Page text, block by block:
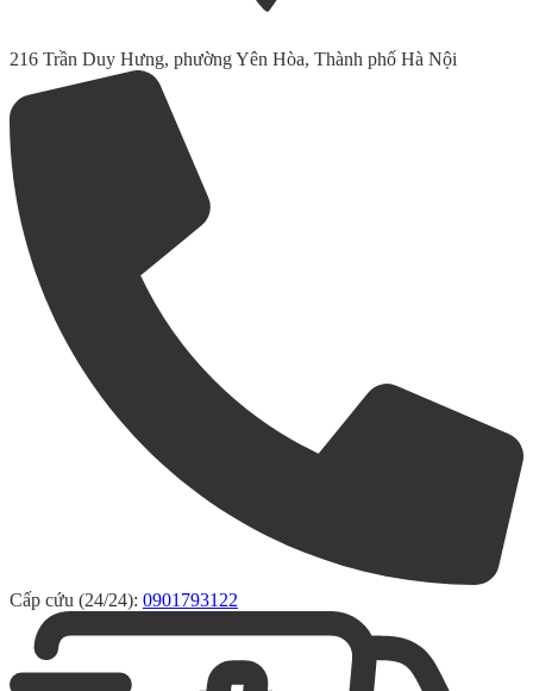
216 Trần Duy Hưng, phường Yên Hòa, Thành phố Hà Nội
Cấp cứu (24/24): 0901793122